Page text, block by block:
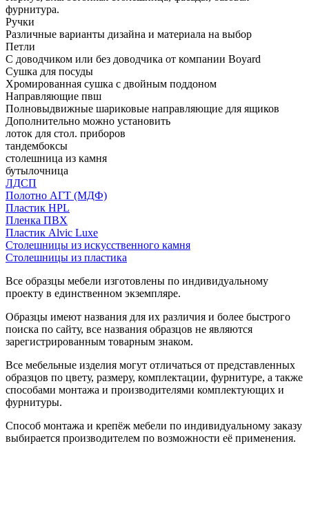
фурнитура.
Ручки
Различные варианты дизайна и материала на выбор
Петли
С доводчиком или без доводчика от компании Boyard
Сушка для посуды
Хромированная сушка с двойным поддоном
Направляющие пвш
Полновыдвижные шариковые направляющие для ящиков
Дополнительно можно установить
лоток для стол. приборов
тандембоксы
столешница из камня
бутылочница
ЛДСП
Полотно АГТ (МДФ)
Пластик HPL
Пленка ПВХ
Пластик Alvic Luxe
Столешницы из искусственного камня
Столешницы из пластика
Все образцы мебели изготовлены по индивидуальному
проекту в единственном экземпляре.
Образцы имеют названия для их различия и более быстрого
поиска по сайту, все названия образцов не являются
зарегистрированным товарным знаком.
Все мебельные изделия могут отличаться от представленных
образцов по цвету, размеру, комплектации, фурнитуре, а также
способами монтажа и производителями комплектующих и
фурнитуры.
Способ монтажа и крепёж мебели по индивидуальному заказу
выбирается производителем по возможности её применения.